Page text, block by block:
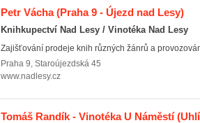
Petr Vácha(Praha 9 - Újezd nad Lesy)
Knihkupectví Nad Lesy / Vinotéka Nad Lesy
Zajišťování prodeje knih různých žánrů a
Praha 9, Staroújezdská 45
www.nadlesy.cz
Tomáš Randík - Vinotéka U Náměstí